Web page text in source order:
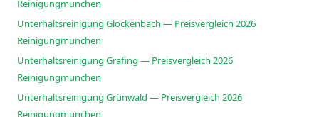
Reinigungmunchen
Unterhaltsreinigung Glockenbach — Preisvergleich 2026
Reinigungmunchen
Unterhaltsreinigung Grafing — Preisvergleich 2026
Reinigungmunchen
Unterhaltsreinigung Grünwald — Preisvergleich 2026
Reinigungmunchen